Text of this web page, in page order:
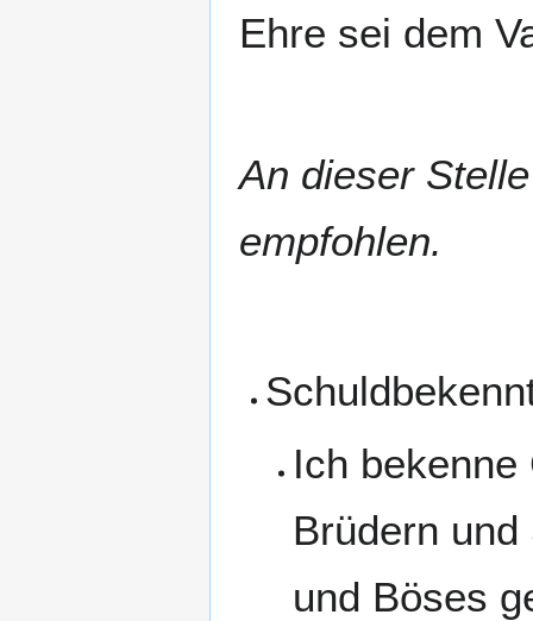
Ehre sei dem
An dieser
empfohlen.
Ich
Brüdern
und Böses